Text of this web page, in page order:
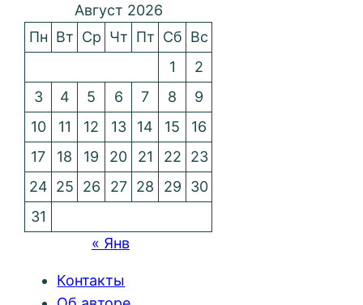
Август 2026
Пн Вт Ср Чт Пт Сб Вс
1
2
3
4 5 6 7 8
9
10
11 12 13 14 15
16
17
18 19 20 21 22
23
24 25 26 27 28 29
30
31
« Янв
Контакты